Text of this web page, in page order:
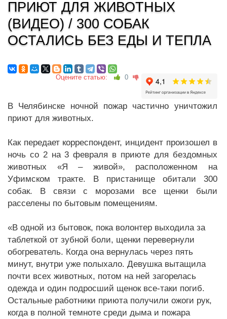
ПРИЮТ ДЛЯ ЖИВОТНЫХ
(ВИДЕО) / 300 СОБАК
ОСТАЛИСЬ БЕЗ ЕДЫ И ТЕПЛА
Оцените статью: 0
В Челябинске ночной пожар частично уничтожил
приют для животных.
Как передает корреспондент, инцидент произошел в
ночь со 2 на 3 февраля в приюте для бездомных
животных «Я – живой», расположенном на
Уфимском тракте. В пристанище обитали 300
собак. В связи с морозами все щенки были
расселены по бытовым помещениям.
«В одной из бытовок, пока волонтер выходила за
таблеткой от зубной боли, щенки перевернули
обогреватель. Когда она вернулась через пять
минут, внутри уже полыхало. Девушка вытащила
почти всех животных, потом на ней загорелась
одежда и один подросший щенок все-таки погиб.
Остальные работники приюта получили ожоги рук,
когда в полной темноте среди дыма и пожара